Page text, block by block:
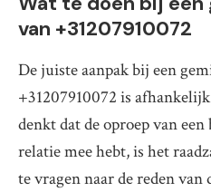
van +31207910072
De juiste aanpak bij een
+31207910072 is
denkt dat de oproep van
relatie mee hebt, is het
te vragen naar de reden van